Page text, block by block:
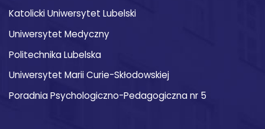
Katolicki Uniwersytet Lubelski
Uniwersytet Medyczny
Politechnika Lubelska
Uniwersytet Marii Curie-Skłodowskiej
Poradnia Psychologiczno-Pedagogiczna nr 5